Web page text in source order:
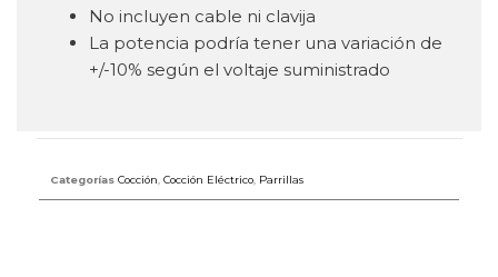
No incluyen cable ni clavija
La potencia podría tener una variación de
+/-10% según el voltaje suministrado
Categorías Cocción Cocción Eléctrico Parrillas